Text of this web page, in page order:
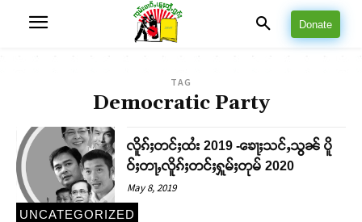
Donate
TAG
Democratic Party
UNCATEGORIZED
လိူၵ်ႈတင်ႈထႆး 2019 -ၶေႃႈသင်ႇသွၼ် ပိူ
ဝ်ႈတႃႇလိူၵ်ႈတင်ႈႁူမ်ႈတုမ် 2020
May 8, 2019